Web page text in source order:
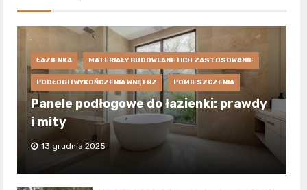
ŁAZIENKA MATERIAŁY BUDOWLANE I ICH ZASTOSOWANIE
PODŁOGI I WYKOŃCZENIA WNĘTRZ POMIESZCZENIA
Panele podłogowe do łazienki: prawdy
i mity
13 grudnia 2025